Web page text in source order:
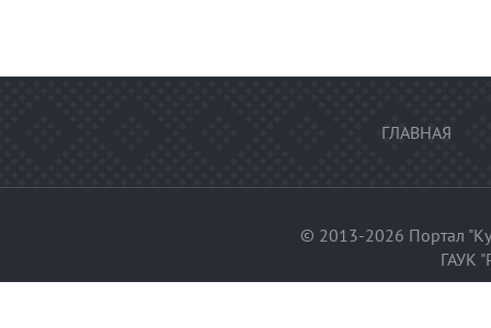
ГЛАВНАЯ
© 2013-2026 Портал
ГАУК